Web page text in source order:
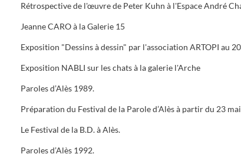
Jeanne CARO à la Galerie 15
Exposition NABLI sur les chats à la galerie l'Arche
Paroles d’Alès 1989.
Préparation du Festival de la Parole d’Alès à partir du 23 mai
Le Festival de la B.D. à Alès.
Paroles d’Alès 1992.